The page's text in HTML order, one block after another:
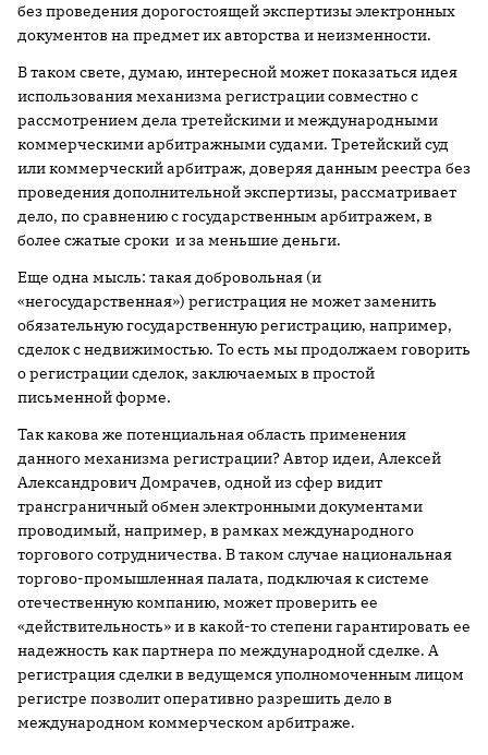
без проведения дорогостоящей экспертизы электронных
документов на предмет их авторства и неизменности.
В таком свете, думаю, интересной может показаться идея
использования механизма регистрации совместно с
рассмотрением дела третейскими и международными
коммерческими арбитражными судами. Третейский суд
или коммерческий арбитраж, доверяя данным реестра без
проведения дополнительной экспертизы, рассматривает
дело, по сравнению с государственным арбитражем, в
более сжатые сроки и за меньшие деньги.
Еще одна мысль: такая добровольная (и
«негосударственная») регистрация не может заменить
обязательную государственную регистрацию, например,
сделок с недвижимостью. То есть мы продолжаем говорить
о регистрации сделок, заключаемых в простой
письменной форме.
Так какова же потенциальная область применения
данного механизма регистрации? Автор идеи, Алексей
Александрович Домрачев, одной из сфер видит
трансграничный обмен электронными документами
проводимый, например, в рамках международного
торгового сотрудничества. В таком случае национальная
торгово-промышленная палата, подключая к системе
отечественную компанию, может проверить ее
«действительность» и в какой-то степени гарантировать ее
надежность как партнера по международной сделке. А
регистрация сделки в ведущемся уполномоченным лицом
регистре позволит оперативно разрешить дело в
международном коммерческом арбитраже.